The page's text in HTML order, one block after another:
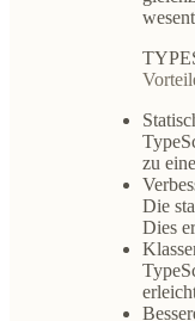
zu
Die
Dies